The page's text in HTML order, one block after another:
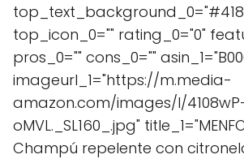
top_icon_0="" rating_0="0"
pros_0="" cons_0=""
imageurl_1="https://m.media-
amazon.com/images/I/
oMVL._SL160_.jpg"
Champú repelente con